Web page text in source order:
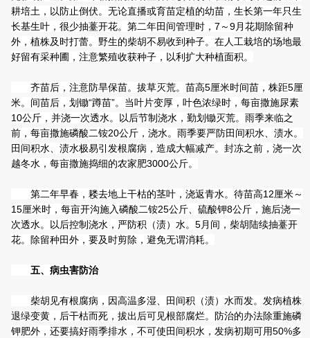
耕培土，以防止倒伏。无论直播或育苗定植的幼苗，生长第一年只生
长基生叶，很少抽薹开花。第二年田间管理时，7～9月花期除留种
外，植株及时打蕾。野生的柴胡不易收到种子。在人工栽培的场地最
好留有采种圃，注意繁殖收获种子，以利扩大种植面积。
齐苗后，注意防旱保苗。拔草灭荒。苗高5厘米时间苗，株距5厘
米。间苗后，划锄“蹲苗”。当叶片变厚，叶色浓绿时，每亩撒施尿素
10公斤，并浇一次透水。以后节制浇水，勤划锄灭荒。雨季来临之
前，每亩撒施磷酸二铵20公斤，浇水。雨季要严防田间积水、渍水。
田间积水、渍水极易引发根腐病，造成大幅减产。封冻之前，浇一次
越冬水，每亩撒施捣细的农家肥3000公斤。
第二年早春，耧去地上干枯的茎叶，浇返青水。待苗高12厘米～
15厘米时，每亩开沟施入磷酸二铵25公斤、硫酸钾8公斤，施后浇一
次透水。以后控制浇水，严防积（渍）水。5月间，柴胡陆续抽薹开
花。除留种田外，要及时剪除，避免无谓消耗。
五、病虫害防治
柴胡见有根腐病，因高温多湿、田间积（渍）水而发。发病植株
退绿变黄，后干枯而死，拔出后可见根部腐烂。防治的办法除重施磷
钾肥外，还要搞好雨季排水，不可使田间积水，发病初期可用50%多